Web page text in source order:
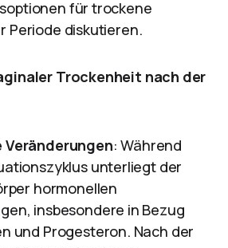
für trockene
Periode diskutieren.
Trockenheit nach der
Veränderungen: Während
unterliegt der
hormonellen
insbesondere in Bezug
und Progesteron. Nach der